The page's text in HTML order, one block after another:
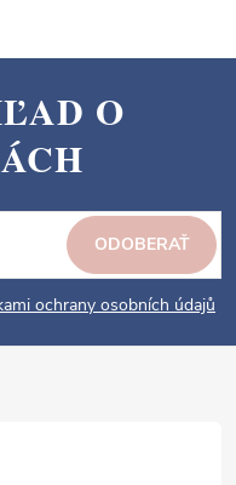
O
ochrany osobních údajů
ODOBERAŤ